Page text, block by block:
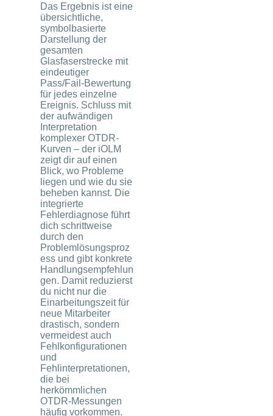
Das Ergebnis ist eine
übersichtliche,
symbolbasierte
Darstellung der
gesamten
Glasfaserstrecke mit
eindeutiger
Pass/Fail-Bewertung
für jedes einzelne
Ereignis. Schluss mit
der aufwändigen
Interpretation
komplexer OTDR-
Kurven – der iOLM
zeigt dir auf einen
Blick, wo Probleme
liegen und wie du sie
beheben kannst. Die
integrierte
Fehlerdiagnose führt
dich schrittweise
durch den
Problemlösungsproz
ess und gibt konkrete
Handlungsempfehlun
gen. Damit reduzierst
du nicht nur die
Einarbeitungszeit für
neue Mitarbeiter
drastisch, sondern
vermeidest auch
Fehlkonfigurationen
und
Fehlinterpretationen,
die bei
herkömmlichen
OTDR-Messungen
häufig vorkommen.